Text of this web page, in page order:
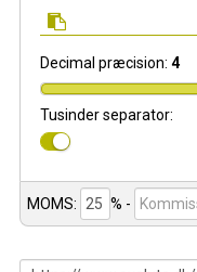
Decimal præcision: 4
Tusinder separator:
MOMS: % -